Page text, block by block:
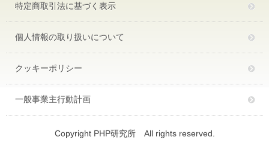
特定商取引法に基づく表示
個人情報の取り扱いについて
クッキーポリシー
一般事業主行動計画
Copyright PHP研究所 All rights reserved.